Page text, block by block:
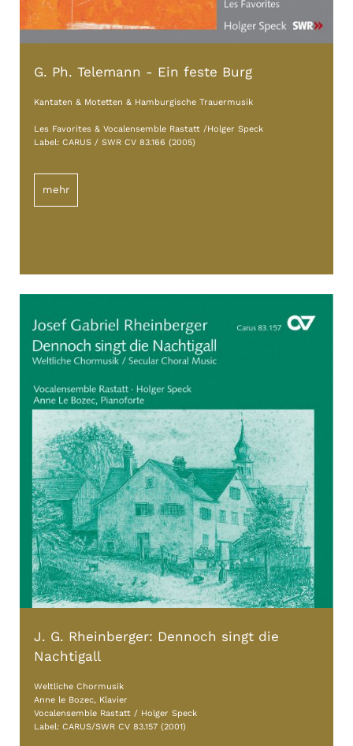
G. Ph. Telemann - Ein feste Burg
Kantaten & Motetten & Hamburgische Trauermusik
Les Favorites & Vocalensemble Rastatt /Holger Speck
Label: CARUS / SWR CV 83.166 (2005)
mehr
J. G. Rheinberger: Dennoch singt die
Nachtigall
Weltliche Chormusik
Anne le Bozec, Klavier
Vocalensemble Rastatt / Holger Speck
Label: CARUS/SWR CV 83.157 (2001)